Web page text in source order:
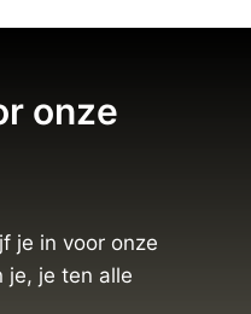
onze
je in voor onze
je, je ten alle